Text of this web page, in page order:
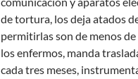
de tortura, los deja atados
permitirlas son de menos
los enfermos, manda
cada tres meses,